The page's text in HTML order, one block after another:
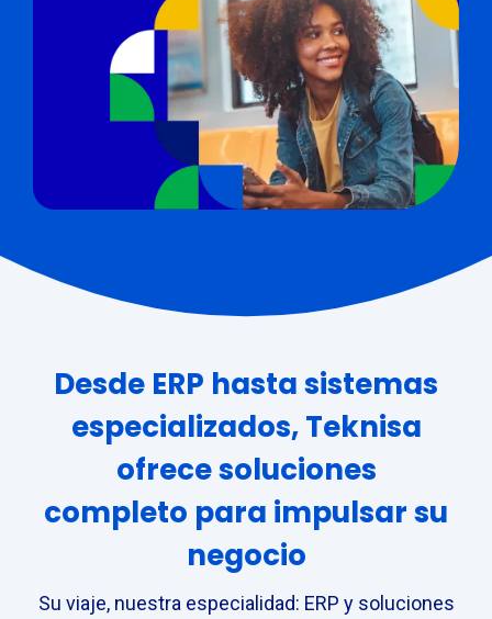
Desde ERP hasta sistemas
especializados, Teknisa
ofrece soluciones
completo para impulsar su
negocio
Su viaje, nuestra especialidad: ERP y soluciones